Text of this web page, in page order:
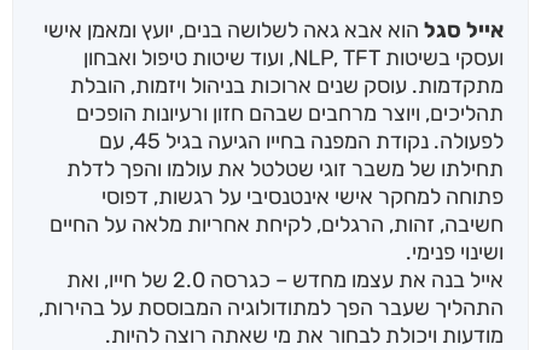
אייל סגל הוא אבא גאה לשלושה בנים, יועץ ומאמן אישי
ועסקי בשיטות NLP, TFT, ועוד שיטות טיפול ואבחון
מתקדמות. עוסק שנים ארוכות בניהול ויזמות, הובלת
תהליכים, ויוצר מרחבים שבהם חזון ורעיונות הופכים
לפעולה. נקודת המפנה בחייו הגיעה בגיל 45, עם
תחילתו של משבר זוגי שטלטל את עולמו והפך לדלת
פתוחה למחקר אישי אינטנסיבי על רגשות, דפוסי
חשיבה, זהות, הרגלים, לקיחת אחריות מלאה על החיים
ושינוי פנימי.
אייל בנה את עצמו מחדש – כגרסה 2.0 של חייו, ואת
התהליך שעבר הפך למתודולוגיה המבוססת על בהירות,
מודעות ויכולת לבחור את מי שאתה רוצה להיות.